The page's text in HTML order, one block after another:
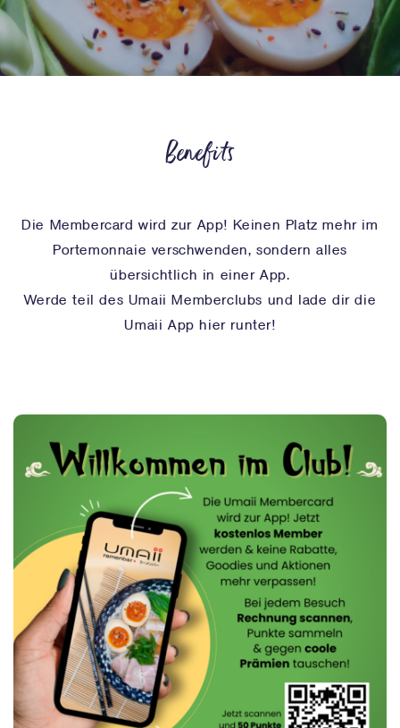
Benefits
Die Membercard wird zur App! Keinen Platz mehr im
Portemonnaie verschwenden, sondern alles
übersichtlich in einer App.
Werde teil des Umaii Memberclubs und lade dir die
Umaii Apphierrunter!